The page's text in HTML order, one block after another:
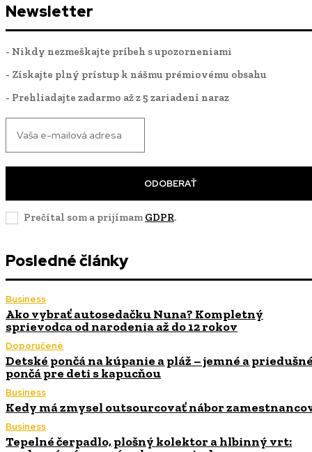
Newsletter
- Nikdy nezmeškajte príbeh s upozorneniami
- Získajte plný prístup k nášmu prémiovému obsahu
- Prehliadajte zadarmo až z 5 zariadení naraz
ODOBERAŤ
Prečítal som a prijímam GDPR.
Posledné články
Business
Ako vybrať autosedačku Nuna? Kompletný
sprievodca od narodenia až do 12 rokov
Doporučené
Detské pončá na kúpanie a pláž – jemné a
pončá pre deti s kapucňou
Business
Kedy má zmysel outsourcovať nábor
Business
Tepelné čerpadlo, plošný kolektor a hlbinný vrt: